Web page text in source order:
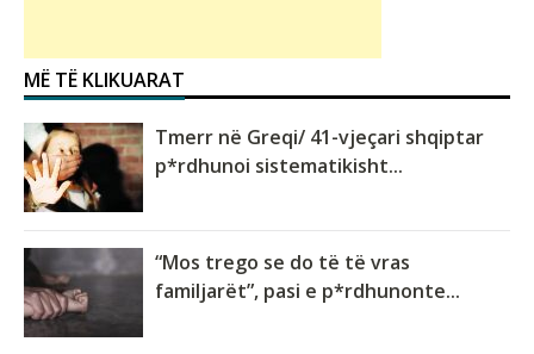
MË TË KLIKUARAT
Tmerr në Greqi/ 41-vjeçari shqiptar
p*rdhunoi sistematikisht...
“Mos trego se do të të vras
familjarët”, pasi e p*rdhunonte...